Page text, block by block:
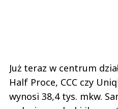
Już teraz w centrum
Half Proce, CCC czy
wynosi 38,4 tys. mkw.